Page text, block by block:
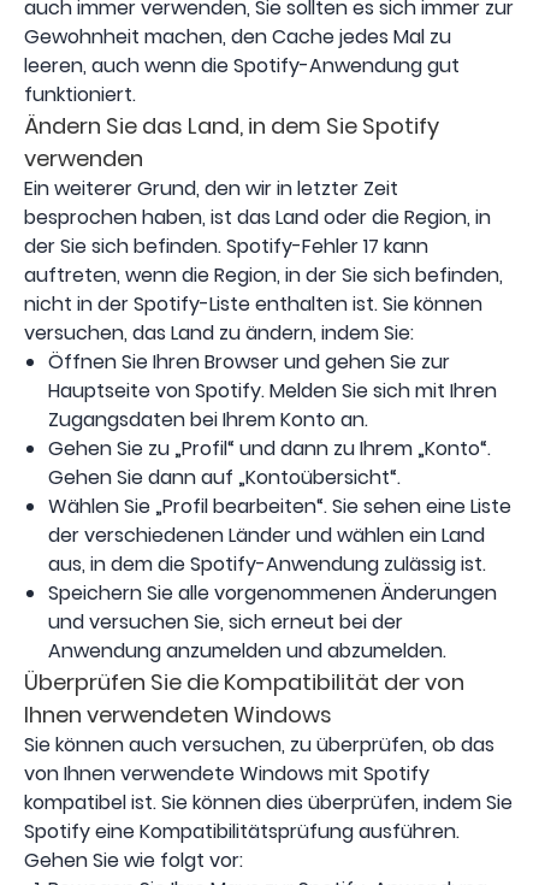
auch immer verwenden, Sie sollten es sich immer zur
Gewohnheit machen, den Cache jedes Mal zu
leeren, auch wenn die Spotify-Anwendung gut
funktioniert.
Ändern Sie das Land, in dem Sie Spotify
verwenden
Ein weiterer Grund, den wir in letzter Zeit
besprochen haben, ist das Land oder die Region, in
der Sie sich befinden. Spotify-Fehler 17 kann
auftreten, wenn die Region, in der Sie sich befinden,
nicht in der Spotify-Liste enthalten ist. Sie können
versuchen, das Land zu ändern, indem Sie:
Öffnen Sie Ihren Browser und gehen Sie zur
Hauptseite von Spotify. Melden Sie sich mit Ihren
Zugangsdaten bei Ihrem Konto an.
Gehen Sie zu „Profil“ und dann zu Ihrem „Konto“.
Gehen Sie dann auf „Kontoübersicht“.
Wählen Sie „Profil bearbeiten“. Sie sehen eine Liste
der verschiedenen Länder und wählen ein Land
aus, in dem die Spotify-Anwendung zulässig ist.
Speichern Sie alle vorgenommenen Änderungen
und versuchen Sie, sich erneut bei der
Anwendung anzumelden und abzumelden.
Überprüfen Sie die Kompatibilität der von
Ihnen verwendeten Windows
Sie können auch versuchen, zu überprüfen, ob das
von Ihnen verwendete Windows mit Spotify
kompatibel ist. Sie können dies überprüfen, indem Sie
Spotify eine Kompatibilitätsprüfung ausführen.
Gehen Sie wie folgt vor: